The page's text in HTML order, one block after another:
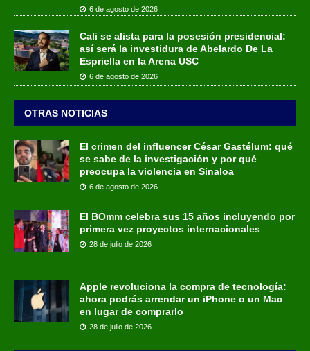
6 de agosto de 2026
Cali se alista para la posesión presidencial:
así será la investidura de Abelardo De La
Espriella en la Arena USC
6 de agosto de 2026
OTRAS NOTICIAS
El crimen del influencer César Gastélum: qué
se sabe de la investigación y por qué
preocupa la violencia en Sinaloa
6 de agosto de 2026
El BOmm celebra sus 15 años incluyendo por
primera vez proyectos internacionales
28 de julio de 2026
Apple revoluciona la compra de tecnología:
ahora podrás arrendar un iPhone o un Mac
en lugar de comprarlo
28 de julio de 2026